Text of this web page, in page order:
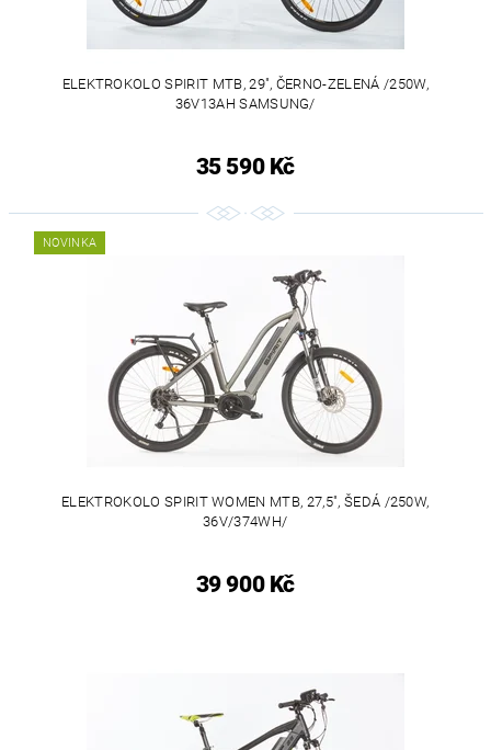
ELEKTROKOLO SPIRIT MTB, 29", ČERNO-ZELENÁ /250W,
36V13AH SAMSUNG/
35 590 Kč
NOVINKA
ELEKTROKOLO SPIRIT WOMEN MTB, 27,5", ŠEDÁ /250W,
36V/374WH/
39 900 Kč